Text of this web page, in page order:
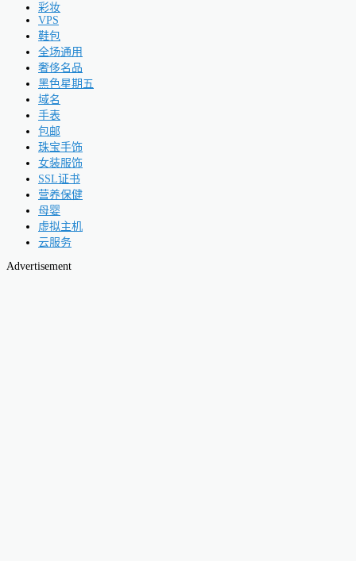
彩妆
VPS
鞋包
全场通用
奢侈名品
黑色星期五
域名
手表
包邮
珠宝手饰
女装服饰
SSL证书
营养保健
母婴
虚拟主机
云服务
Advertisement